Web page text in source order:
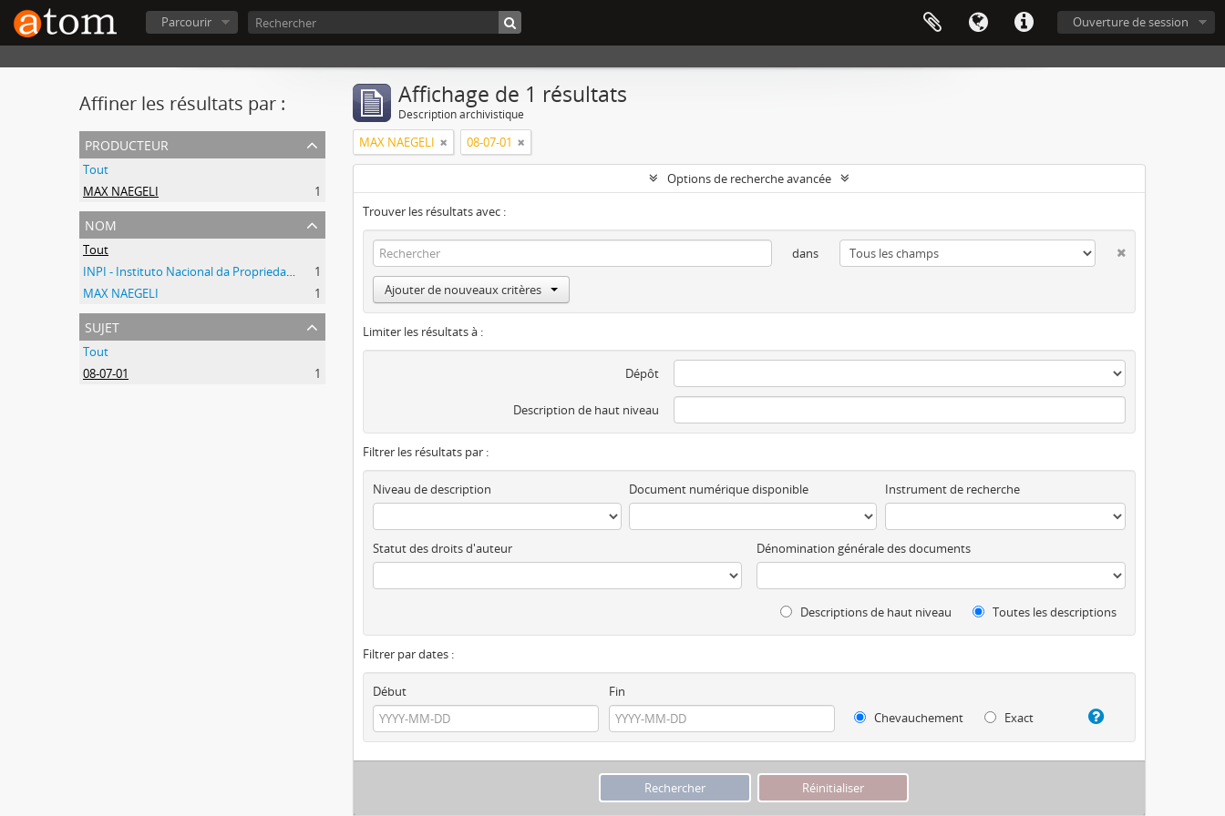
Ouverture de session
Parcourir
Affiner les résultats par :
producteur
Tout
MAX NAEGELI
1
nom
Tout
INPI - Instituto Nacional da Propriedade Industrial
1
MAX NAEGELI
1
sujet
Tout
08-07-01
1
Affichage de 1 résultats
Description archivistique
MAX NAEGELI 08-07-01
Options de recherche avancée
Trouver les résultats avec :
dans
Ajouter de nouveaux critères
Limiter les résultats à :
Dépôt
Description de haut niveau
Filtrer les résultats par :
Niveau de description Document numérique disponible Instrument de recherche
Statut des droits d'auteur Dénomination générale des documents
Descriptions de haut niveau Toutes les descriptions
Filtrer par dates :
Début
Fin
Chevauchement
Exact